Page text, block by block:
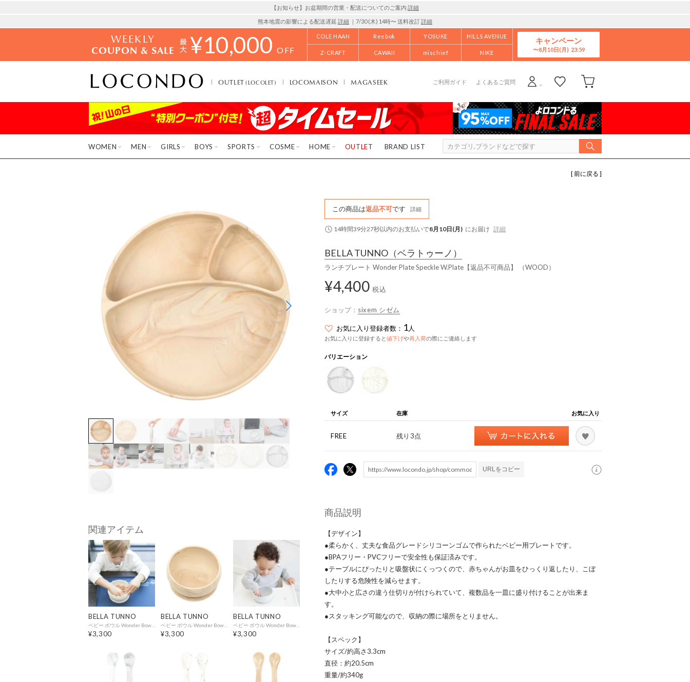
【お知らせ】お盆期間の営業・配送についてのご案内 詳細
熊本地震の影響による配送遅延 詳細 ｜7/30 (木) 14時〜 送料改訂詳細
WEEKLY
COUPON & SALE ¥10,000 OFF
COLE HAAN Reebok YOSUKE HILLS AVENUE
Z-CRAFT CAWAII mischief NIKE
キャンペーン
8月10日(月)
OUTLET(LOCOLET) LOCOMAISON MAGASEEK ご利用ガイド よくあるご質問
WOMEN MEN GIRLS BOYS SPORTS COSME HOME OUTLET BRAND LIST
[ 前に戻る ]
関連アイテム
BELLA TUNNO
¥3,300
BELLA TUNNO
¥3,300
BELLA TUNNO
¥3,300
この商品は返品不可です 詳細
14時間39分26秒以内のお支払いで8月10日(月) にお届け 詳細
BELLA TUNNO （ベラトゥーノ）
ランチプレート Wonder Plate Speckle W.Plate【返品不可商品】 （WOOD）
¥4,400 税込
ショップ： sixem シゼム
お気に入り登録者数： 1人
お気に入りに登録すると値下げや再入荷の際にご連絡します
バリエーション
サイズ 在庫 お気に入り
FREE 残り3点
URLをコピー
商品説明
【デザイン】
●柔らかく、丈夫な食品グレードシリコーンゴムで作られたベビー用プレートです。
●BPAフリー・PVCフリーで安全性も保証済みです。
●テーブルにぴったりと吸盤状にくっつくので、赤ちゃんがお皿をひっくり返したり、こぼ
したりする危険性を減らせます。
●大中小と広さの違う仕切りが付けられていて、複数品を一皿に盛り付けることが出来ま
す。
●スタッキング可能なので、収納の際に場所をとりません。
【スペック】
サイズ/約高さ3.3cm
直径：約20.5cm
重量/約340g